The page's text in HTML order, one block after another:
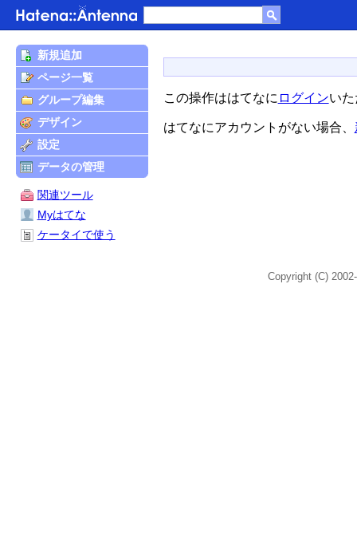
この操作ははてなに ログインい
はてなにアカウントがない場合、
新規追加
ページ一覧
グループ編集
デザイン
設定
データの管理
関連ツール
Myはてな
ケータイで使う
Copyright (C)